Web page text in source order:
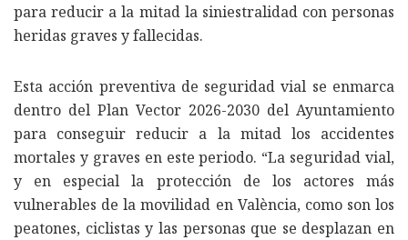
para reducir a la mitad la siniestralidad con personas
heridas graves y fallecidas.
Esta acción preventiva de seguridad vial se enmarca
dentro del Plan Vector 2026-2030 del Ayuntamiento
para conseguir reducir a la mitad los accidentes
mortales y graves en este periodo. “La seguridad vial,
y en especial la protección de los actores más
vulnerables de la movilidad en València, como son los
peatones, ciclistas y las personas que se desplazan en